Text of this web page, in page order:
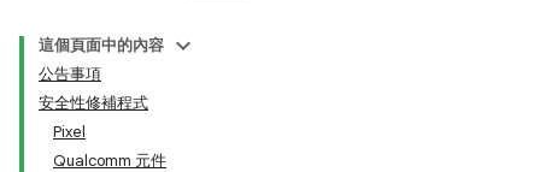
這個頁面中的內容
公告事項
安全性修補程式
Pixel
Qualcomm 元件